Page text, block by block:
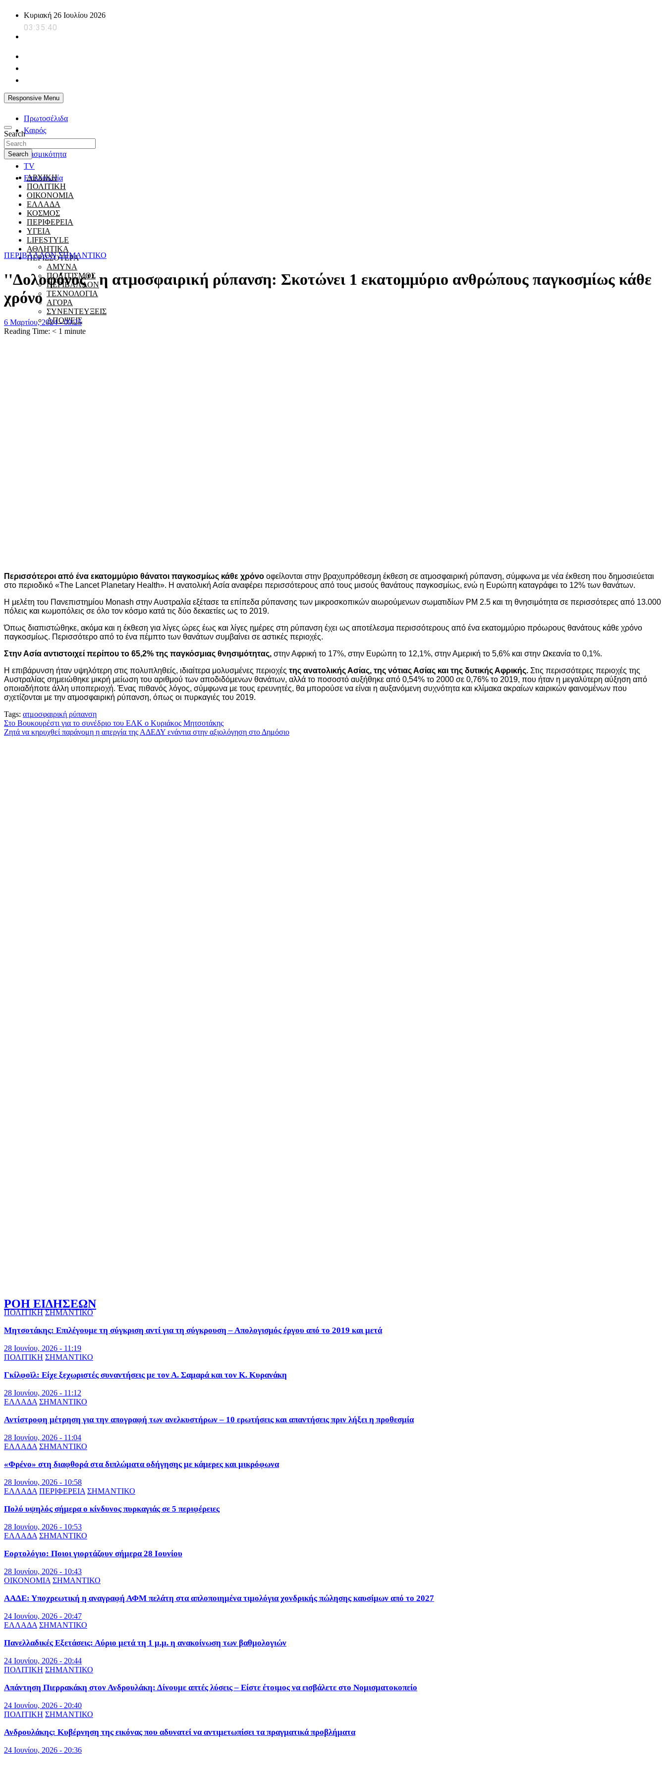
content
Κυριακή 26 Ιουλίου 2026
03:35:41
Responsive Menu
Πρωτοσέλιδα
Καιρός
Ζώδια
Σεισμικότητα
TV
Επικοινωνία
powerplayer.gr
Search
Search
ΑΡΧΙΚΗ
ΠΟΛΙΤΙΚΗ
ΟΙΚΟΝΟΜΙΑ
ΕΛΛΑΔΑ
ΚΟΣΜΟΣ
ΠΕΡΙΦΕΡΕΙΑ
ΥΓΕΙΑ
LIFESTYLE
ΑΘΛΗΤΙΚΑ
ΠΕΡΙΣΣΟΤΕΡΑ
ΑΜΥΝΑ
ΠΟΛΙΤΙΣΜΟΣ
ΠΕΡΙΒΑΛΛΟΝ
ΤΕΧΝΟΛΟΓΙΑ
ΑΓΟΡΑ
ΣΥΝΕΝΤΕΥΞΕΙΣ
ΑΠΟΨΕΙΣ
ΠΕΡΙΒΑΛΛΟΝ ΣΗΜΑΝΤΙΚΟ
''Δολοφόνος'' η ατμοσφαιρική ρύπανση: Σκοτώνει 1 εκατομμύριο ανθρώπους παγκοσμίως κάθε
χρόνο
6 Μαρτίου, 2024 - 09:25
Reading Time: < 1 minute
Περισσότεροι από ένα εκατομμύριο θάνατοι παγκοσμίως κάθε χρόνο οφείλονται στην βραχυπρόθεσμη έκθεση σε ατμοσφαιρική ρύπανση, σύμφωνα με νέα έκθεση που δημοσιεύεται
στο περιοδικό «The Lancet Planetary Health». Η ανατολική Ασία αναφέρει περισσότερους από τους μισούς θανάτους παγκοσμίως, ενώ η Ευρώπη καταγράφει το 12% των θανάτων.
Η μελέτη του Πανεπιστημίου Monash στην Αυστραλία εξέτασε τα επίπεδα ρύπανσης των μικροσκοπικών αιωρούμενων σωματιδίων PM 2.5 και τη θνησιμότητα σε περισσότερες από 13.000
πόλεις και κωμοπόλεις σε όλο τον κόσμο κατά τις δύο δεκαετίες ως το 2019.
Όπως διαπιστώθηκε, ακόμα και η έκθεση για λίγες ώρες έως και λίγες ημέρες στη ρύπανση έχει ως αποτέλεσμα περισσότερους από ένα εκατομμύριο πρόωρους θανάτους κάθε χρόνο
παγκοσμίως. Περισσότερο από το ένα πέμπτο των θανάτων συμβαίνει σε αστικές περιοχές.
Στην Ασία αντιστοιχεί περίπου το 65,2% της παγκόσμιας θνησιμότητας, στην Αφρική το 17%, στην Ευρώπη το 12,1%, στην Αμερική το 5,6% και στην Ωκεανία το 0,1%.
Η επιβάρυνση ήταν υψηλότερη στις πολυπληθείς, ιδιαίτερα μολυσμένες περιοχές της ανατολικής Ασίας, της νότιας Ασίας και της δυτικής Αφρικής. Στις περισσότερες περιοχές της
Αυστραλίας σημειώθηκε μικρή μείωση του αριθμού των αποδιδόμενων θανάτων, αλλά το ποσοστό αυξήθηκε από 0,54% το 2000 σε 0,76% το 2019, που ήταν η μεγαλύτερη αύξηση από
οποιαδήποτε άλλη υποπεριοχή. Ένας πιθανός λόγος, σύμφωνα με τους ερευνητές, θα μπορούσε να είναι η αυξανόμενη συχνότητα και κλίμακα ακραίων καιρικών φαινομένων που
σχετίζονται με την ατμοσφαιρική ρύπανση, όπως οι πυρκαγιές του 2019.
Tags: ατμοσφαιρική ρύπανση
Πλοήγηση
άρθρων
Στο Βουκουρέστι για το συνέδριο του ΕΛΚ ο Κυριάκος Μητσοτάκης
Ζητά να κηρυχθεί παράνομη η απεργία της ΑΔΕΔΥ ενάντια στην αξιολόγηση στο Δημόσιο
ΡΟΗ ΕΙΔΗΣΕΩΝ
ΠΟΛΙΤΙΚΗ ΣΗΜΑΝΤΙΚΟ
Μητσοτάκης: Επιλέγουμε τη σύγκριση αντί για τη σύγκρουση – Απολογισμός έργου από το 2019 και μετά
28 Ιουνίου, 2026 - 11:19
ΠΟΛΙΤΙΚΗ ΣΗΜΑΝΤΙΚΟ
Γκίλφοϊλ: Είχε ξεχωριστές συναντήσεις με τον Α. Σαμαρά και τον Κ. Κυρανάκη
28 Ιουνίου, 2026 - 11:12
ΕΛΛΑΔΑ ΣΗΜΑΝΤΙΚΟ
Αντίστροφη μέτρηση για την απογραφή των ανελκυστήρων – 10 ερωτήσεις και απαντήσεις πριν λήξει η προθεσμία
28 Ιουνίου, 2026 - 11:04
ΕΛΛΑΔΑ ΣΗΜΑΝΤΙΚΟ
«Φρένο» στη διαφθορά στα διπλώματα οδήγησης με κάμερες και μικρόφωνα
28 Ιουνίου, 2026 - 10:58
ΕΛΛΑΔΑ ΠΕΡΙΦΕΡΕΙΑ ΣΗΜΑΝΤΙΚΟ
Πολύ υψηλός σήμερα ο κίνδυνος πυρκαγιάς σε 5 περιφέρειες
28 Ιουνίου, 2026 - 10:53
ΕΛΛΑΔΑ ΣΗΜΑΝΤΙΚΟ
Εορτολόγιο: Ποιοι γιορτάζουν σήμερα 28 Ιουνίου
28 Ιουνίου, 2026 - 10:43
ΟΙΚΟΝΟΜΙΑ ΣΗΜΑΝΤΙΚΟ
ΑΑΔΕ: Υποχρεωτική η αναγραφή ΑΦΜ πελάτη στα απλοποιημένα τιμολόγια χονδρικής πώλησης καυσίμων από το 2027
24 Ιουνίου, 2026 - 20:47
ΕΛΛΑΔΑ ΣΗΜΑΝΤΙΚΟ
Πανελλαδικές Εξετάσεις: Αύριο μετά τη 1 μ.μ. η ανακοίνωση των βαθμολογιών
24 Ιουνίου, 2026 - 20:44
ΠΟΛΙΤΙΚΗ ΣΗΜΑΝΤΙΚΟ
Απάντηση Πιερρακάκη στον Ανδρουλάκη: Δίνουμε απτές λύσεις – Είστε έτοιμος να εισβάλετε στο Νομισματοκοπείο
24 Ιουνίου, 2026 - 20:40
ΠΟΛΙΤΙΚΗ ΣΗΜΑΝΤΙΚΟ
Ανδρουλάκης: Κυβέρνηση της εικόνας που αδυνατεί να αντιμετωπίσει τα πραγματικά προβλήματα
24 Ιουνίου, 2026 - 20:36